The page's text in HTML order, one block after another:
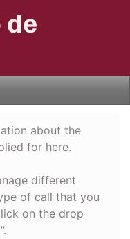
de
about the
for here.
different
of call that you
on the drop